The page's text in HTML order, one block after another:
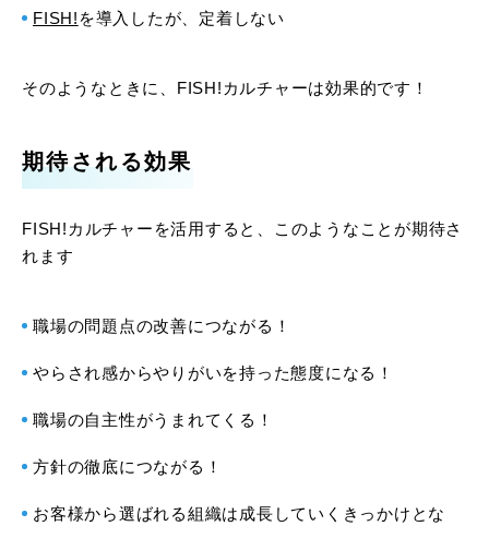
FISH! を導入したが、定着しない
そのようなときに、FISH!カルチャーは効果的です！
期待される効果
FISH!カルチャーを活用すると、このようなことが期待さ
れます
職場の問題点の改善につながる！
やらされ感からやりがいを持った態度になる！
職場の自主性がうまれてくる！
方針の徹底につながる！
お客様から選ばれる組織は成長していくきっかけとな